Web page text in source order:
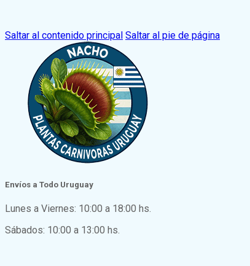
Saltar al contenido principal Saltar al pie de página
Envíos a Todo Uruguay
Lunes a Viernes: 10:00 a 18:00 hs.
Sábados: 10:00 a 13:00 hs.